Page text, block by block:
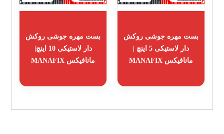
بست مهره جوشی روکش
دار لاستیکی 5 اینچ |
مانافیکس MANAFIX
بست مهره جوشی روکش
دار لاستیکی 10 اینچ|
مانافیکس MANAFIX